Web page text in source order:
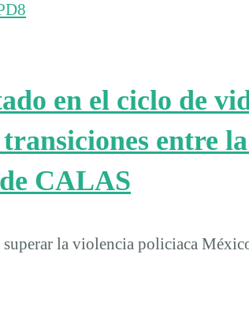
en el ciclo de
entre
CALAS
superar la violencia policiaca